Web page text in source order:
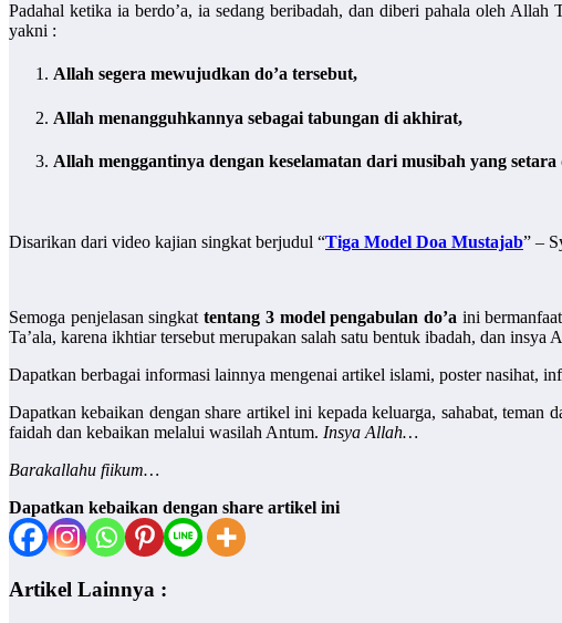
Padahal ketika ia berdo’a, ia sedang beribadah, dan diberi pahala oleh Allah
yakni :
Allah segera mewujudkan do’a tersebut,
Allah menangguhkannya sebagai tabungan di akhirat,
Allah menggantinya dengan keselamatan dari musibah yang setara
Disarikan dari video kajian singkat berjudul “Tiga Model Doa Mustajab” –
Semoga penjelasan singkattentang 3 model pengabulan do’a ini
Ta’ala, karena ikhtiar tersebut merupakan salah satu bentuk ibadah, dan
Dapatkan berbagai informasi lainnya mengenai artikel islami, poster nasihat,
Dapatkan kebaikan dengan share artikel ini kepada keluarga, sahabat, teman
faidah dan kebaikan melalui wasilah Antum. Insya Allah…
Barakallahu fiikum…
Dapatkan kebaikan dengan share artikel ini
Artikel Lainnya :